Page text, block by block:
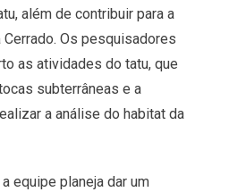
além de contribuir para a
Os pesquisadores
as atividades do tatu, que
subterrâneas e a
a análise do habitat da
equipe planeja dar um